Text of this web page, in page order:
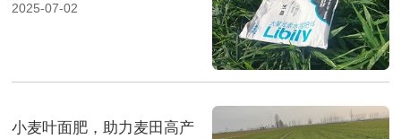
2025-07-02
小麦叶面肥，助力麦田高产